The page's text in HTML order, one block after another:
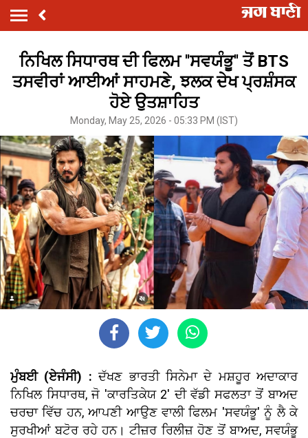
ਨਿਖਿਲ ਸਿਧਾਰਥ ਦੀ ਫਿਲਮ ''ਸਵਯੰਭੂ'' ਤੋਂ BTS
ਤਸਵੀਰਾਂ ਆਈਆਂ ਸਾਹਮਣੇ, ਝਲਕ ਦੇਖ ਪ੍ਰਸ਼ੰਸਕ
ਹੋਏ ਉਤਸ਼ਾਹਿਤ
Monday, May 25, 2026 - 05:33 PM (IST)
ਮੁੰਬਈ (ਏਜੰਸੀ) :ਦੱਖਣ ਭਾਰਤੀ ਸਿਨੇਮਾ ਦੇ ਮਸ਼ਹੂਰ ਅਦਾਕਾਰ
ਨਿਖਿਲ ਸਿਧਾਰਥ, ਜੋ 'ਕਾਰਤਿਕੇਯ 2' ਦੀ ਵੱਡੀ ਸਫਲਤਾ ਤੋਂ ਬਾਅਦ
ਚਰਚਾ ਵਿੱਚ ਹਨ, ਆਪਣੀ ਆਉਣ ਵਾਲੀ ਫਿਲਮ 'ਸਵਯੰਭੂ' ਨੂੰ ਲੈ ਕੇ
ਸੁਰਖੀਆਂ ਬਟੋਰ ਰਹੇ ਹਨ। ਟੀਜ਼ਰ ਰਿਲੀਜ਼ ਹੋਣ ਤੋਂ ਬਾਅਦ, ਸਵਯੰਭੂ